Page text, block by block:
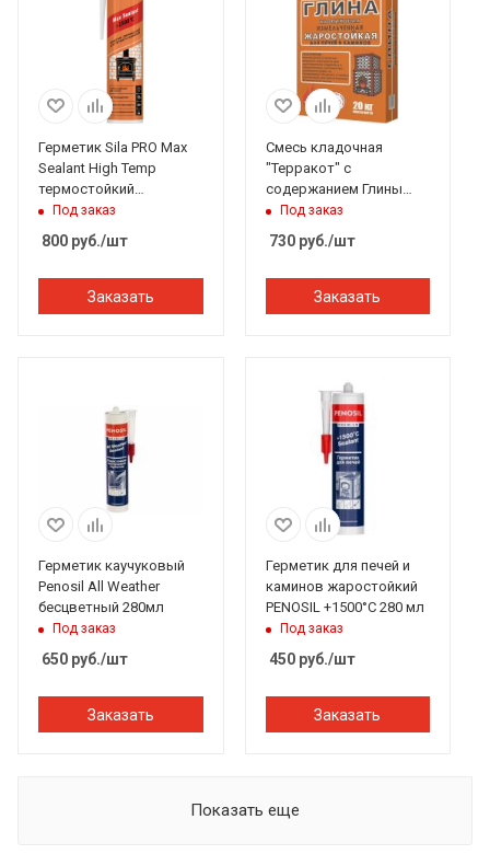
Герметик Sila PRO Max
Sealant High Temp
термостойкий
силиконовый 280 мл.
красный
Под заказ
800 руб./шт
Заказать
Смесь кладочная
"Терракот" с
содержанием Глины
каолиновой 99,9% (20
Под заказ
730руб./шт
Заказать
Герметик каучуковый
Penosil All Weather
бесцветный 280мл
Под заказ
650 руб./шт
Заказать
Герметик для печей и
каминов жаростойкий
PENOSIL +1500°C 280 мл
Под заказ
450руб./шт
Заказать
Показать еще